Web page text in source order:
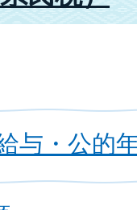
与・公的